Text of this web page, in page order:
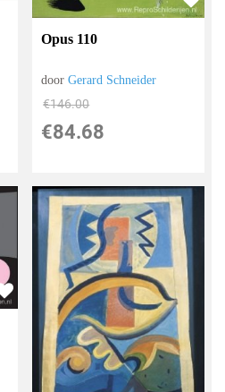
Opus 110
doorGerard Schneider
€146.00
€84.68